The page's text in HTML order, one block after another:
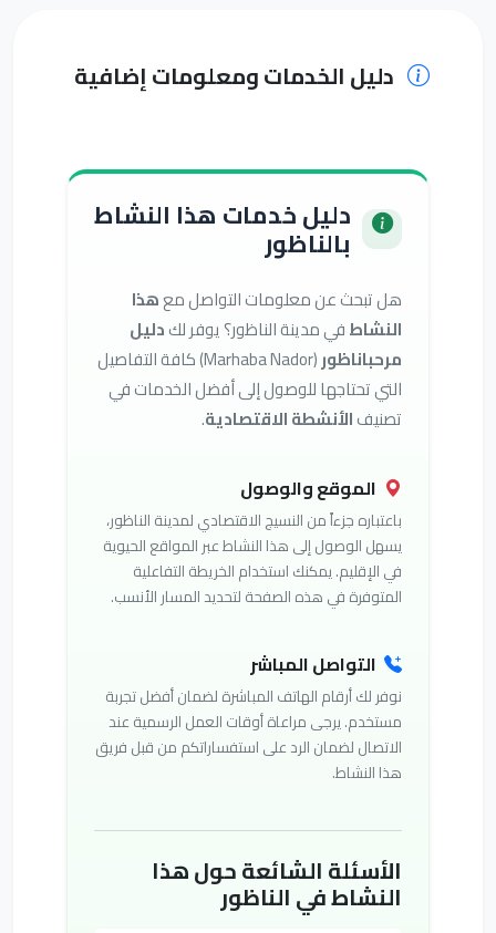
دليل الخدمات ومعلومات إضافية
دليل خدمات هذا النشاط
بالناظور
هل تبحث عن معلومات التواصل معهذا
النشاطفي مدينة الناظور؟ يوفر لكدليل
مرحباناظور
(Marhaba Nador) كافة التفاصيل
التي تحتاجها للوصول إلى أفضل الخدمات في
تصنيفالأنشطة الاقتصادية.
الموقع والوصول
باعتباره جزءاً من النسيج الاقتصادي لمدينة الناظور،
يسهل الوصول إلى هذا النشاط عبر المواقع الحيوية
في الإقليم. يمكنك استخدام الخريطة التفاعلية
المتوفرة في هذه الصفحة لتحديد المسار الأنسب.
التواصل المباشر
نوفر لك أرقام الهاتف المباشرة لضمان أفضل تجربة
مستخدم. يرجى مراعاة أوقات العمل الرسمية عند
الاتصال لضمان الرد على استفساراتكم من قبل فريق
هذا النشاط.
الأسئلة الشائعة حول هذا
النشاط في الناظور